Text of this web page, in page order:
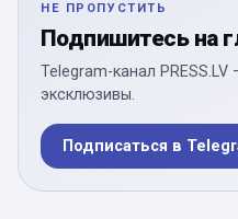
НЕ ПРОПУСТИТЬ
Подпишитесь на
Telegram-канал
эксклюзивы.
Подписаться в